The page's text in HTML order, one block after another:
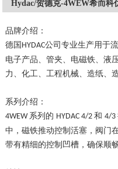
Hydac/贺德克-4WEW希而科
品牌介绍：
德国 HYDAC公司专业生产用于
电子产品、管夹、电磁铁、液
力、化工、工程机械、造纸、
系列介绍：
4WEW 系列的 HYDAC 4/2 和 4/3
中，磁铁推动控制活塞，阀门
带有精细的控制凹槽，确保顺